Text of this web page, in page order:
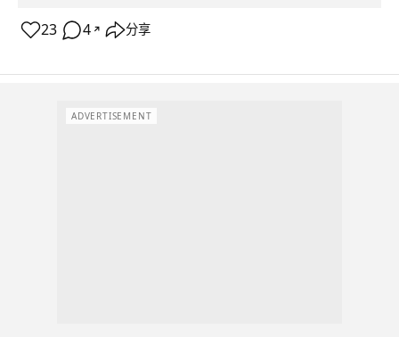
23 4 ↗ 分享
ADVERTISEMENT